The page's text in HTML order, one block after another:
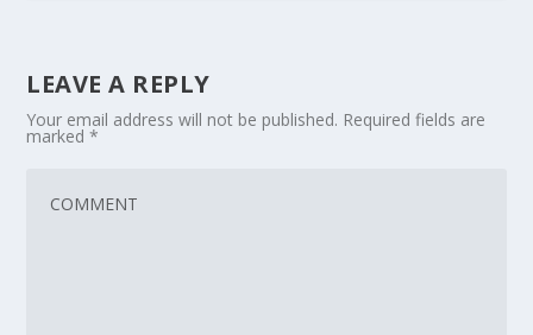
LEAVE A REPLY
Your email address will not be published. Required fields are
marked*